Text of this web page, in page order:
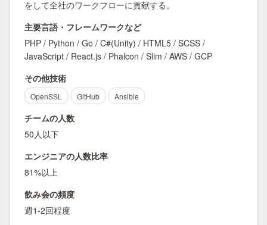
をして全社のワークフローに貢献する。
主要言語・フレームワークなど
PHP / Python / Go / C#(Unity) / HTML5 / SCSS /
JavaScript / React.js / Phalcon / Slim / AWS / GCP
その他技術
OpenSSL GitHub Ansible
チームの人数
50人以下
エンジニアの人数比率
81%以上
飲み会の頻度
週1-2回程度